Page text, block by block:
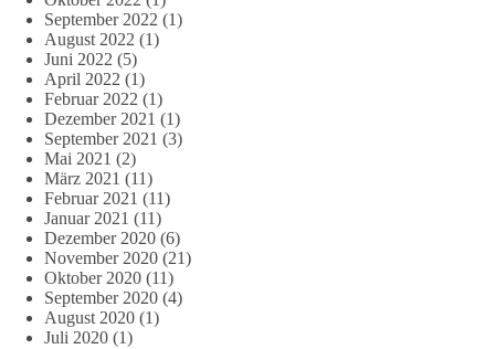
September 2022 (1)
August 2022 (1)
Juni 2022 (5)
April 2022 (1)
Februar 2022 (1)
Dezember 2021 (1)
September 2021 (3)
Mai 2021 (2)
März 2021 (11)
Februar 2021 (11)
Januar 2021 (11)
Dezember 2020 (6)
November 2020 (21)
Oktober 2020 (11)
September 2020 (4)
August 2020 (1)
Juli 2020 (1)